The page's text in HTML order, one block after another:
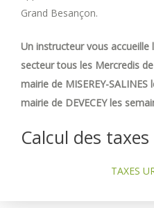
Grand Besançon.
Un instructeur vous
secteur tous les Mercredis
mairie de MISEREY-
mairie de DEVECEY les
Calcul des
TAXES